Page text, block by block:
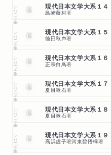
シリーズ・全集 現代日本文学大系１４
島崎藤村著
シリーズ・全集 現代日本文学大系１
徳田秋声著
シリーズ・全集 現代日本文学大系１
正宗白鳥著
シリーズ・全集 現代日本文学大系１７
夏目漱石著
シリーズ・全集 現代日本文学大系１８
夏目漱石著
シリーズ・全集 現代日本文学大系１
高浜虚子著河東碧悟桐著